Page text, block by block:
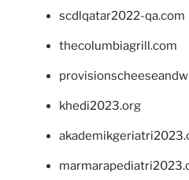
scdlqatar2022-qa.com
thecolumbiagrill.com
khedi2023.org